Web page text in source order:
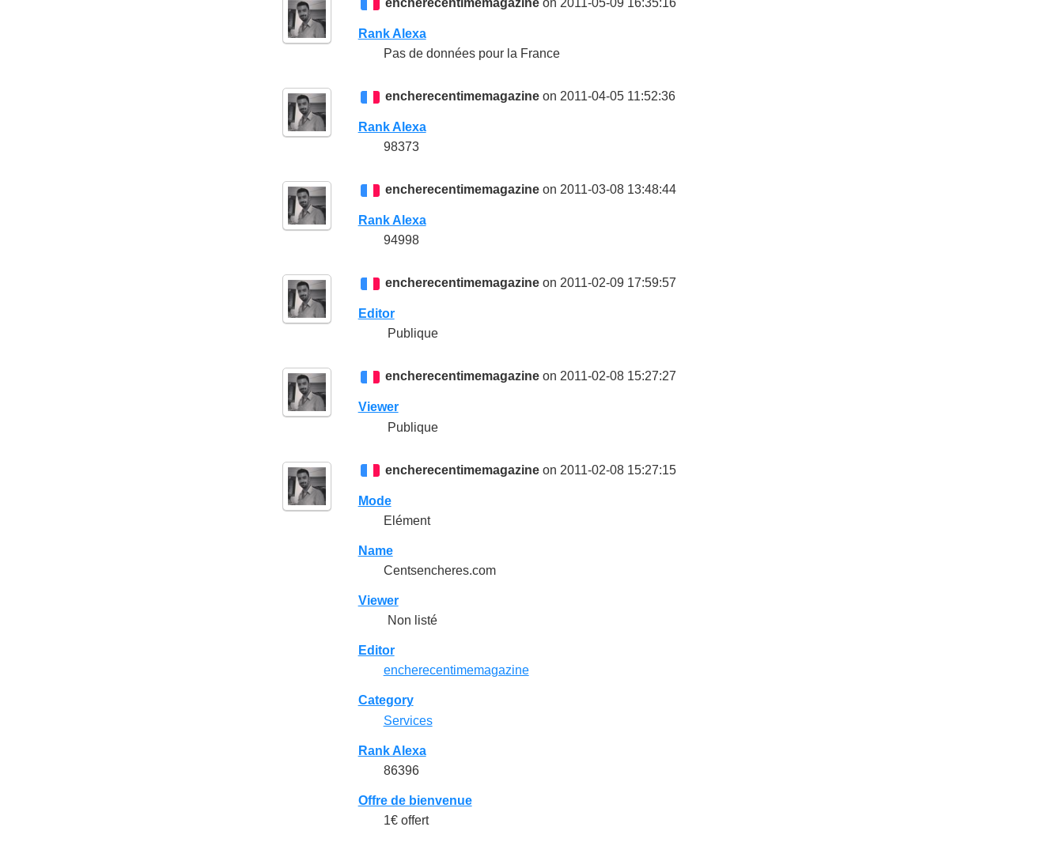
encherecentimemagazine on 2011-05-09 16:35:16
Rank Alexa
Pas de données pour la France
encherecentimemagazine on 2011-04-05 11:52:36
Rank Alexa
98373
encherecentimemagazine on 2011-03-08 13:48:44
Rank Alexa
94998
encherecentimemagazine on 2011-02-09 17:59:57
Editor
Publique
encherecentimemagazine on 2011-02-08 15:27:27
Viewer
Publique
encherecentimemagazine on 2011-02-08 15:27:15
Mode
Elément
Name
Centsencheres.com
Viewer
Non listé
Editor
encherecentimemagazine
Category
Services
Rank Alexa
86396
Offre de bienvenue
1€ offert